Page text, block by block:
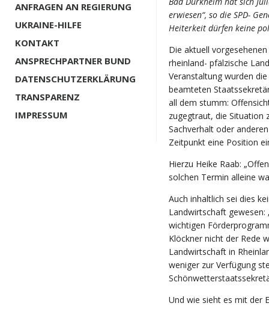
ANFRAGEN AN REGIERUNG
UKRAINE-HILFE
KONTAKT
ANSPRECHPARTNER BUND
DATENSCHUTZERKLÄRUNG
TRANSPARENZ
IMPRESSUM
erwiesen“, so die SPD-
Heiterkeit dürfen keine
Die aktuell
rheinland- pfälzische
Veranstaltung wurden
beamteten
all dem stumm:
zugegtraut, die Situation
Sachverhalt oder
Zeitpunkt eine Position
Hierzu Heike Raab:
solchen Termin alleine
Auch inhaltlich sei dies
Landwirtschaft gewesen:
wichtigen
Klöckner nicht der Rede
Landwirtschaft in
weniger zur Verfügung
Und wie sieht es mit der